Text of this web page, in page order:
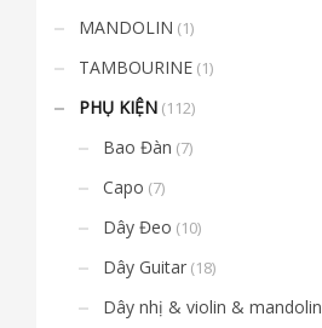
MANDOLIN (1)
TAMBOURINE (1)
PHỤ KIỆN (112)
Bao Đàn (7)
Capo (7)
Dây Đeo (10)
Dây Guitar (18)
Dây nhị & violin & mandolin